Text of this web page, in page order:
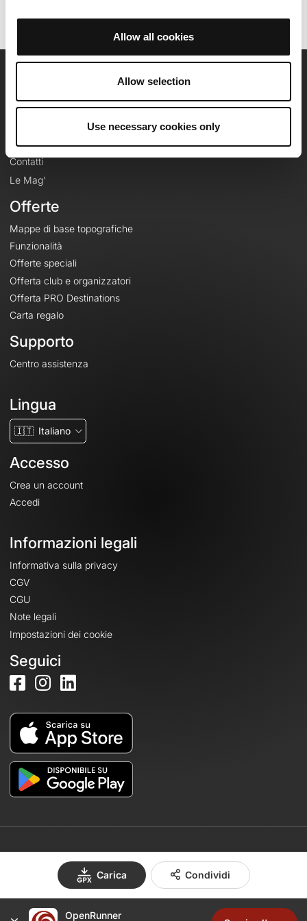
Allow all cookies
Allow selection
Use necessary cookies only
Carica Condividi
Team
Riguardo a
Contatti
Le Mag'
Offerte
Mappe di base topografiche
Funzionalità
Offerte speciali
Offerta club e organizzatori
Offerta PRO Destinations
Carta regalo
Supporto
Centro assistenza
Lingua
🇮🇹 Italiano
Accesso
Crea un account
Accedi
Informazioni legali
Informativa sulla privacy
CGV
CGU
Note legali
Impostazioni dei cookie
Seguici
Crea un account
OpenRunner